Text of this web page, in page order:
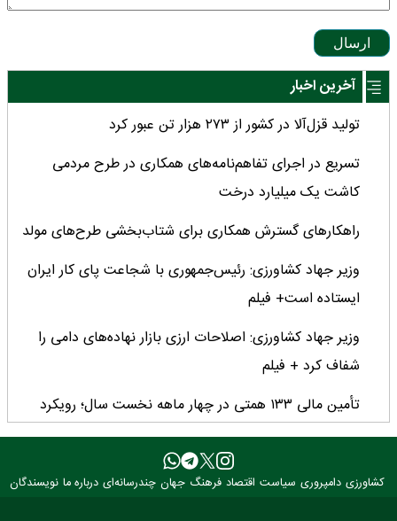
ارسال
آخرین اخبار
تولید قزل‌آلا در کشور از ۲۷۳ هزار تن عبور کرد
تسریع در اجرای تفاهم‌نامه‌های همکاری در طرح مردمی
کاشت یک میلیارد درخت
راهکارهای گسترش همکاری برای شتاب‌بخشی طرح‌های مولد
وزیر جهاد کشاورزی: رئیس‌جمهوری با شجاعت پای کار ایران
ایستاده است+ فیلم
وزیر جهاد کشاورزی: اصلاحات ارزی بازار نهاده‌های دامی را
شفاف کرد + فیلم
تأمین مالی ۱۳۳ همتی در چهار ماهه نخست سال؛ رویکرد
هدفمند بانک کشاورزی برای تضمین امنیت غذایی
فراخوان بین‌المللی فائو برای طراحی پوستر روز جهانی غذاکشاورزی دامپروری سیاست اقتصاد فرهنگ جهان چندرسانه‌ای درباره ما نویسندگان